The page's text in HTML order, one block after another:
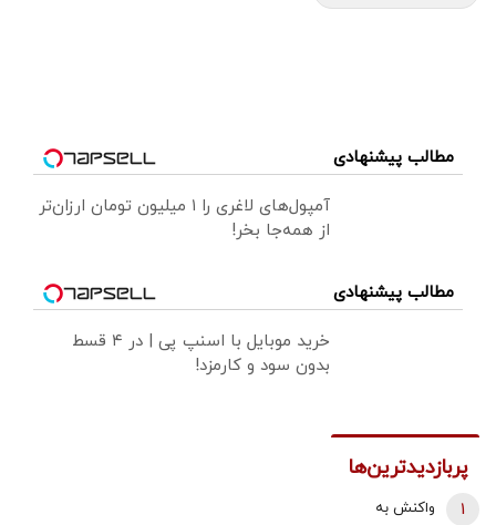
مطالب پیشنهادی
آمپول‌های لاغری را ۱ میلیون تومان ارزان‌تر
از همه‌جا بخر!
مطالب پیشنهادی
خرید موبایل با اسنپ پی | در ۴ قسط
بدون سود و کارمزد!
پربازدیدترین‌ها
واکنش به
1